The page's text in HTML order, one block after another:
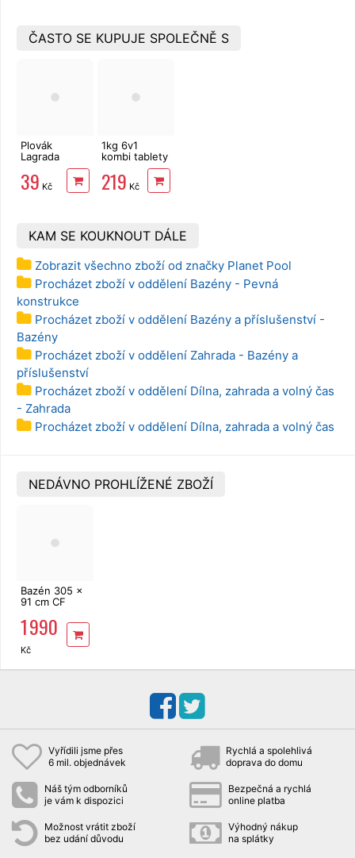
ČASTO SE KUPUJE SPOLEČNĚ S
Plovák
Lagrada
bazénový na
tablety 20 g,
39 Kč
1kg 6v1
kombi tablety
Multiplex
Mastersil
219 Kč
KAM SE KOUKNOUT DÁLE
Zobrazit všechno zboží od značky Planet Pool
Procházet zboží v oddělení Bazény - Pevná
konstrukce
Procházet zboží v oddělení Bazény a příslušenství -
Bazény
Procházet zboží v oddělení Zahrada - Bazény a
příslušenství
Procházet zboží v oddělení Dílna, zahrada a volný čas
- Zahrada
Procházet zboží v oddělení Dílna, zahrada a volný čas
NEDÁVNO PROHLÍŽENÉ ZBOŽÍ
Bazén 305 x
91 cm CF
s pevnou
konstrukcí
BAZ0007
1 990
Kč
Vyřídili jsme přes
6 mil. objednávek
Rychlá a spolehlivá
doprava do domu
Náš tým odborníků
je vám k dispozici
Bezpečná a rychlá
online platba
Možnost vrátit zboží
bez udání důvodu
Výhodný nákup
na splátky